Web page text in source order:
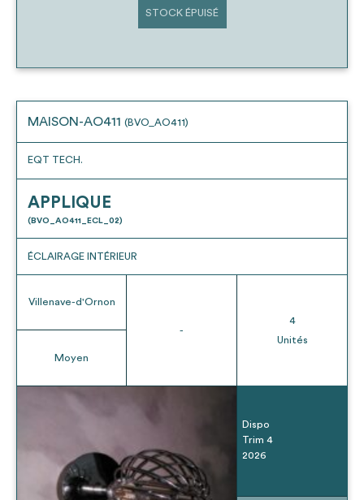
STOCK ÉPUISÉ
MAISON-AO411 (BVO_AO411)
EQT TECH.
APPLIQUE
(BVO_AO411_ECL_02)
ÉCLAIRAGE INTÉRIEUR
Villenave-d'Ornon
Moyen
-
4
Unités
Dispo
Trim 4
2026